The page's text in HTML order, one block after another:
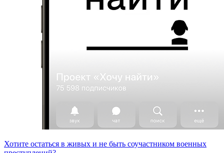
Хотите остаться в живых и не быть соучастником военных